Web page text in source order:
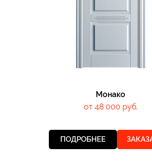
Монако
от 48 000 руб.
ПОДРОБНЕЕ